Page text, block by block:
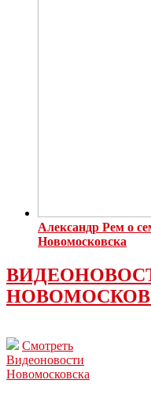
Александр Рем о
Новомосковска
Смотреть
Видеоновости
Новомосковска